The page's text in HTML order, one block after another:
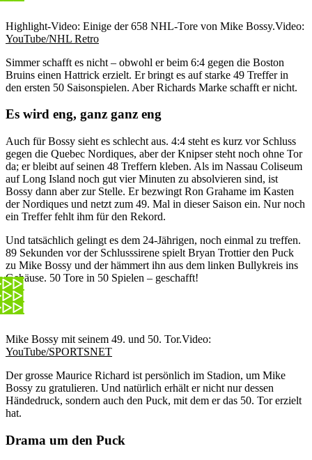
Highlight-Video: Einige der 658 NHL-Tore von Mike Bossy.Video:
YouTube/NHL Retro
Simmer schafft es nicht – obwohl er beim 6:4 gegen die Boston
Bruins einen Hattrick erzielt. Er bringt es auf starke 49 Treffer in
den ersten 50 Saisonspielen. Aber Richards Marke schafft er nicht.
Es wird eng, ganz ganz eng
Auch für Bossy sieht es schlecht aus. 4:4 steht es kurz vor Schluss
gegen die Quebec Nordiques, aber der Knipser steht noch ohne Tor
da; er bleibt auf seinen 48 Treffern kleben. Als im Nassau Coliseum
auf Long Island noch gut vier Minuten zu absolvieren sind, ist
Bossy dann aber zur Stelle. Er bezwingt Ron Grahame im Kasten
der Nordiques und netzt zum 49. Mal in dieser Saison ein. Nur noch
ein Treffer fehlt ihm für den Rekord.
Und tatsächlich gelingt es dem 24-Jährigen, noch einmal zu treffen.
89 Sekunden vor der Schlusssirene spielt Bryan Trottier den Puck
zu Mike Bossy und der hämmert ihn aus dem linken Bullykreis ins
Gehäuse. 50 Tore in 50 Spielen – geschafft!
Mike Bossy mit seinem 49. und 50. Tor.Video:
YouTube/SPORTSNET
Der grosse Maurice Richard ist persönlich im Stadion, um Mike
Bossy zu gratulieren. Und natürlich erhält er nicht nur dessen
Händedruck, sondern auch den Puck, mit dem er das 50. Tor erzielt
hat.
Drama um den Puck